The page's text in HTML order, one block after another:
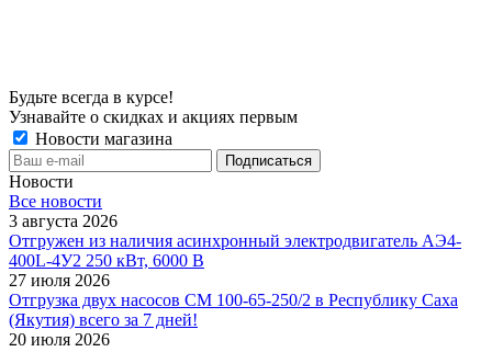
Будьте всегда в курсе!
Узнавайте о скидках и акциях первым
Новости магазина
Новости
Все новости
3 августа 2026
Отгружен из наличия асинхронный электродвигатель АЭ4-
400L-4У2 250 кВт, 6000 В
27 июля 2026
Отгрузка двух насосов СМ 100-65-250/2 в Республику Саха
(Якутия) всего за 7 дней!
20 июля 2026